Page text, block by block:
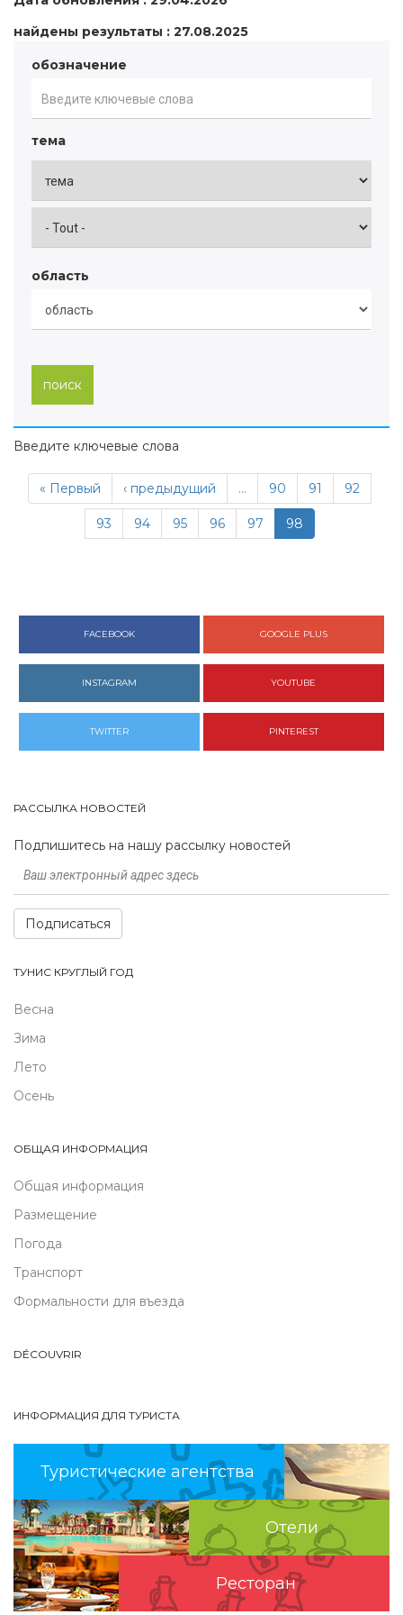
найдены результаты : 27.08.2025
обозначение
тема
область
поиск
Введите ключевые слова
« Первый ‹ предыдущий … 90 91 92
93 94 95 96 97 98
FACEBOOK GOOGLE PLUS
INSTAGRAM YOUTUBE
TWITTER PINTEREST
РАССЫЛКА НОВОСТЕЙ
Подпишитесь на нашу рассылку новостей
Подписаться
ТУНИС КРУГЛЫЙ ГОД
Весна
Зима
Лето
Осень
ОБЩАЯ ИНФОРМАЦИЯ
Общая информация
Размещение
Погода
Транспорт
Формальности для въезда
DÉCOUVRIR
ИНФОРМАЦИЯ ДЛЯ ТУРИСТА
Туристические агентства
Отели
Pесторан